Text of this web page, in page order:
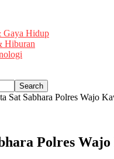
Gaya Hidup
Hiburan
Sat Sabhara Polres Wajo
Polres